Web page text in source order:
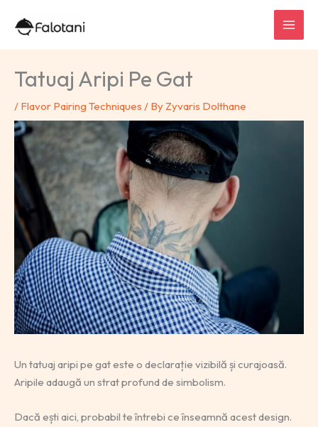
Tatuaj Aripi Pe Gat
/ Flavor Pairing Techniques / By Zyvaris Dolthane
Un tatuaj aripi pe gat este o declarație vizibilă și curajoasă.
Aripile adaugă un strat profund de simbolism.
Dacă ești aici, probabil te întrebi ce înseamnă acest design.